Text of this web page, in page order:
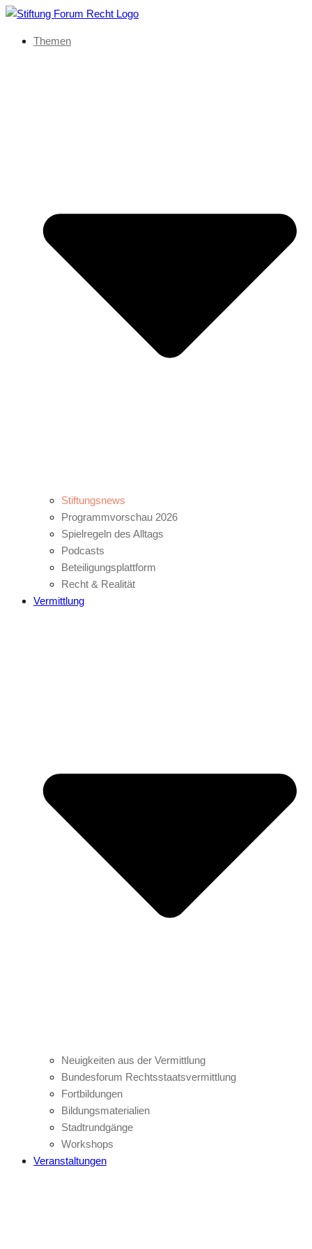
Themen
Stiftungsnews
Programmvorschau 2026
Spielregeln des Alltags
Podcasts
Beteiligungsplattform
Recht & Realität
Vermittlung
Neuigkeiten aus der Vermittlung
Bundesforum Rechtsstaatsvermittlung
Fortbildungen
Bildungsmaterialien
Stadtrundgänge
Workshops
Veranstaltungen